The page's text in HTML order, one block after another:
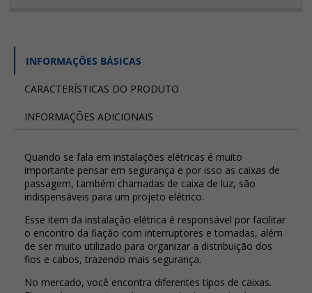
INFORMAÇÕES BÁSICAS
CARACTERÍSTICAS DO PRODUTO
INFORMAÇÕES ADICIONAIS
Quando se fala em instalações elétricas é muito
importante pensar em segurança e por isso as caixas de
passagem, também chamadas de caixa de luz, são
indispensáveis para um projeto elétrico.
Esse item da instalação elétrica é responsável por facilitar
o encontro da fiação com interruptores e tomadas, além
de ser muito utilizado para organizar a distribuição dos
fios e cabos, trazendo mais segurança.
No mercado, você encontra diferentes tipos de caixas.